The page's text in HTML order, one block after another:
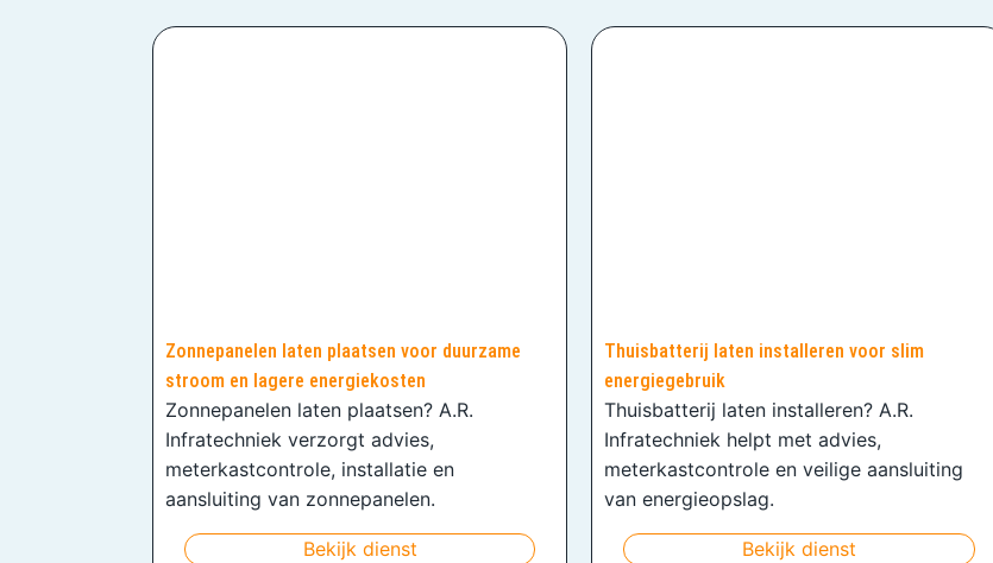
Zonnepanelen laten plaatsen voor duurzame
stroom en lagere energiekosten
Zonnepanelen laten plaatsen? A.R.
Infratechniek verzorgt advies,
meterkastcontrole, installatie en
aansluiting van zonnepanelen.
Bekijk dienst
Thuisbatterij laten installeren voor slim
energiegebruik
Thuisbatterij laten installeren? A.R.
Infratechniek helpt met advies,
meterkastcontrole en veilige aansluiting
van energieopslag.
Bekijk dienst